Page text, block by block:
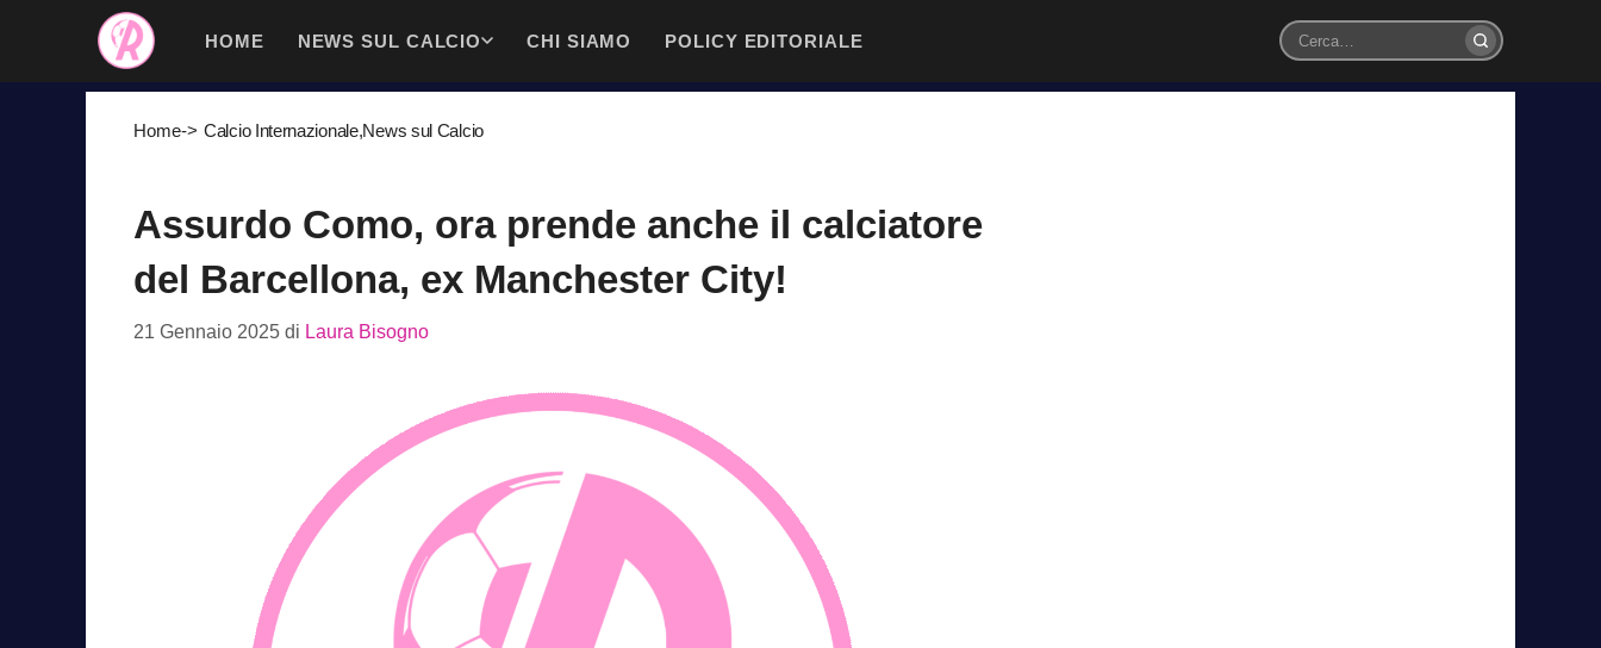
contenuto
HOME NEWS SUL CALCIO CHI SIAMO POLICY EDITORIALE
Cerca
Home-> Calcio Internazionale,News sul Calcio
Assurdo Como, ora prende anche il calciatore
del Barcellona, ex Manchester City!
21 Gennaio 2025 di Laura Bisogno